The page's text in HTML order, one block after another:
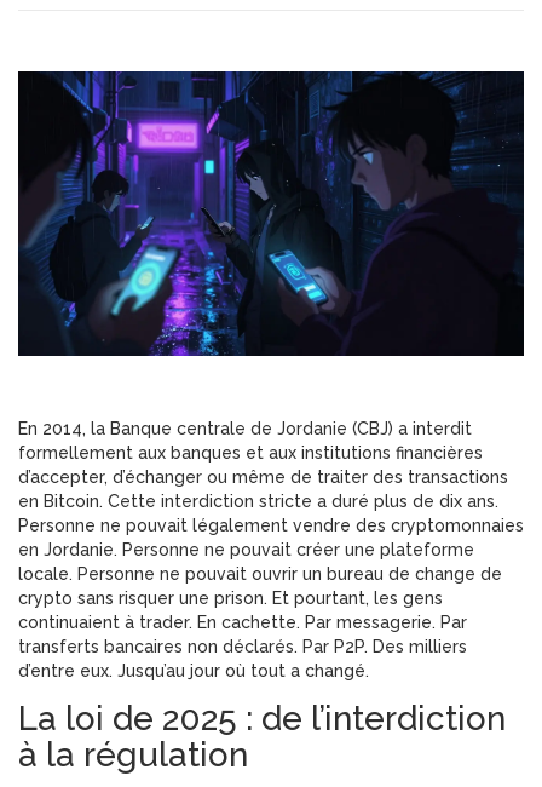
En 2014, la Banque centrale de Jordanie (CBJ) a interdit
formellement aux banques et aux institutions financières
d’accepter, d’échanger ou même de traiter des transactions
en Bitcoin. Cette interdiction stricte a duré plus de dix ans.
Personne ne pouvait légalement vendre des cryptomonnaies
en Jordanie. Personne ne pouvait créer une plateforme
locale. Personne ne pouvait ouvrir un bureau de change de
crypto sans risquer une prison. Et pourtant, les gens
continuaient à trader. En cachette. Par messagerie. Par
transferts bancaires non déclarés. Par P2P. Des milliers
d’entre eux. Jusqu’au jour où tout a changé.
La loi de 2025 : de l’interdiction
à la régulation